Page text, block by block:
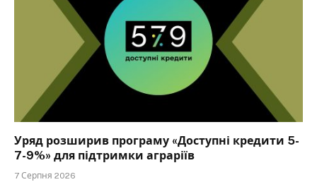
Уряд розширив програму «Доступні кредити 5-
7-9%» для підтримки аграріїв
7 Серпня 2026